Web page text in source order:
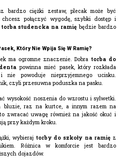
bardzo ciężki zestaw, plecak może być
połączyć wygodę, szybki dostęp i
torba studencka na ramię będzie bardzo
Który Nie Wpija Się W Ramię?
ma ogromne znaczenie. Dobra torba do
powinna mieć pasek, który rozkłada
powoduje nieprzyjemnego ucisku.
czyli przesuwna poduszka na pasku.
wysokość noszenia do wzrostu i sylwetki.
bluzie, raz na kurtce, a innym razem na
zwracać uwagę również na jakość okuć i
przy każdym kroku.
wybieraj torby do szkoły na ramięz
Różnica w komforcie jest bardzo
dojazdów.